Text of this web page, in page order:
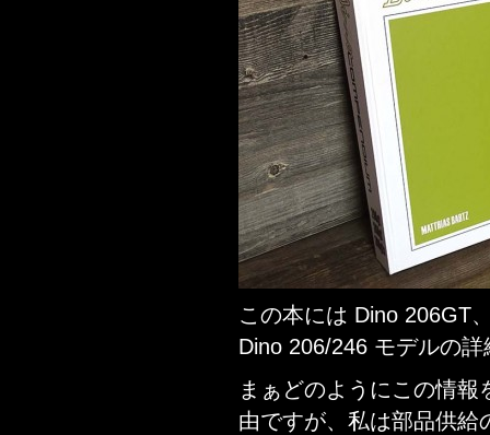
この本には Dino 206GT
Dino 206/246 モデルの
まぁどのようにこの情
由ですが、私は部品供給